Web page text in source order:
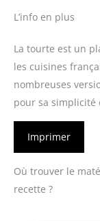
L’info en plus
La tourte est un
les cuisines
nombreuses
pour sa simplicité
Imprimer
Où trouver le
recette ?